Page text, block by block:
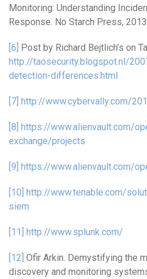
Monitoring: Understanding
Response. No Starch Press, 2013.
[6] Post by Richard Bejtlich’s on
http://taosecurity.blogspot.nl/
detection-differences.html
[7] http://www.cybervally.com/
[8] https://www.alienvault.com/
exchange/projects
[9] https://www.alienvault.com/
[10] http://www.tenable.com/
siem
[11] http://www.splunk.com/
[12] Ofir Arkin. Demystifying the
discovery and monitoring